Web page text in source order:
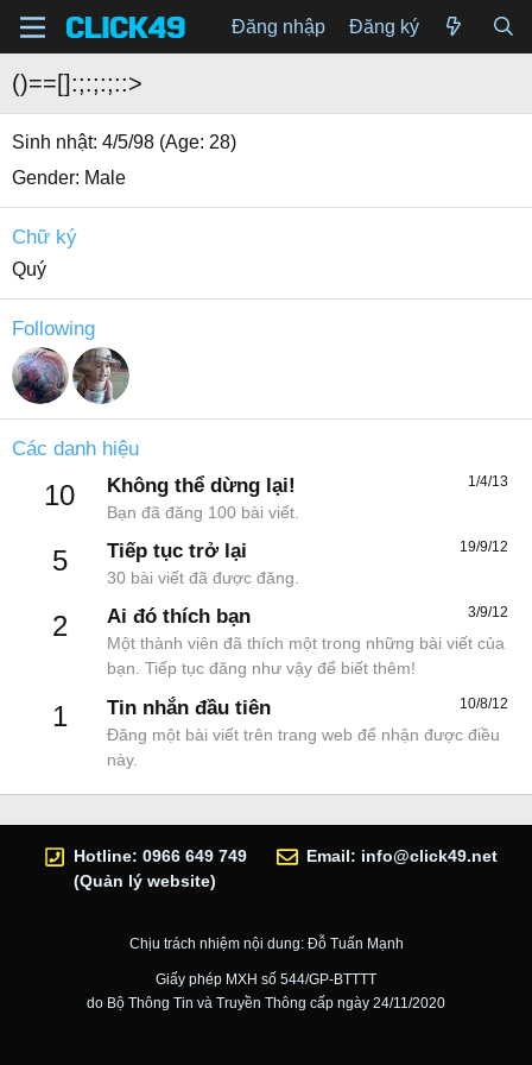
Đăng nhập Đăng ký
()==[]:;:;:;::>
Sinh nhật 4/5/98 (Age: 28)
Gender Male
Chữ ký
Quý
Following
Các danh hiệu
10 1/4/13
Không thể dừng lại!
Bạn đã đăng 100 bài viết.
5 19/9/12
Tiếp tục trở lại
30 bài viết đã được đăng.
2 3/9/12
Ai đó thích bạn
Một thành viên đã thích một trong những bài viết của
bạn. Tiếp tục đăng như vậy để biết thêm!
1 10/8/12
Tin nhắn đầu tiên
Đăng một bài viết trên trang web để nhận được điều
này.
Hotline: 0966 649 749
(Quản lý website)
Email: info@click49.net
Chịu trách nhiệm nội dung: Đỗ Tuấn Mạnh
Giấy phép MXH số 544/GP-BTTTT
do Bộ Thông Tin và Truyền Thông cấp ngày 24/11/2020